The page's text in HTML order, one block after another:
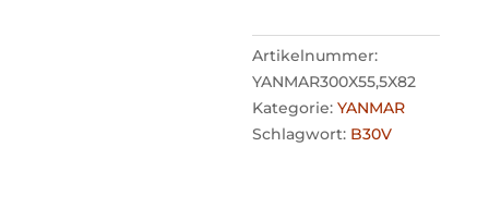
Artikelnummer:
YANMAR300X55,5X82
Kategorie:YANMAR
Schlagwort: B30V